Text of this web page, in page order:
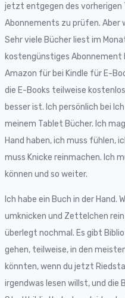
jetzt entgegen des vorherigen
Abonnements zu prüfen. Aber
Sehr viele Bücher liest im
kostengünstiges Abonnement
Amazon für bei Kindle für E-
die E-Books teilweise
besser ist. Ich persönlich bei
meinem Tablet Bücher. Ich
Hand haben, ich muss fühlen,
muss Knicke reinmachen. Ich
können und so weiter.
Ich habe ein Buch in der
umknicken und Zettelchen
überlegt nochmal. Es gibt
gehen, teilweise, in den
könnten, wenn du jetzt
irgendwas lesen willst, und die